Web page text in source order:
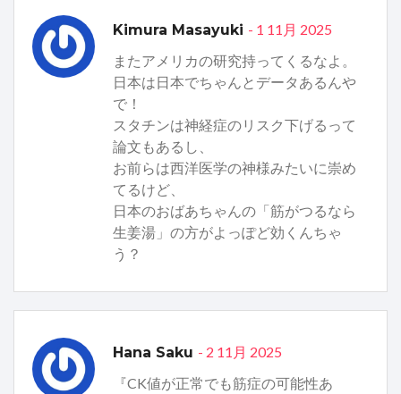
Kimura Masayuki - 1 11月 2025
またアメリカの研究持ってくるなよ。
日本は日本でちゃんとデータあるんや
で！
スタチンは神経症のリスク下げるって
論文もあるし、
お前らは西洋医学の神様みたいに崇め
てるけど、
日本のおばあちゃんの「筋がつるなら
生姜湯」の方がよっぽど効くんちゃ
う？
Hana Saku - 2 11月 2025
『CK値が正常でも筋症の可能性あ